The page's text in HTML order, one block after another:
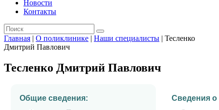
Новости
Контакты
Главная | О поликлинике | Наши специалисты | Тесленко
Дмитрий Павлович
Тесленко Дмитрий Павлович
Общие сведения:
Сведения